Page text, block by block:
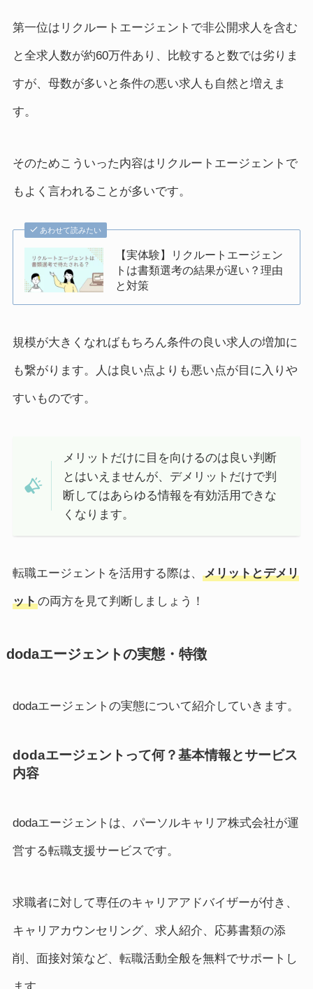
第一位はリクルートエージェントで非公開求人を含む
と全求人数が約60万件あり、比較すると数では劣りま
すが、母数が多いと条件の悪い求人も自然と増えま
す。
そのためこういった内容はリクルートエージェントで
もよく言われることが多いです。
あわせて読みたい
【実体験】リクルートエージェン
トは書類選考の結果が遅い？理由
と対策
規模が大きくなればもちろん条件の良い求人の増加に
も繋がります。人は良い点よりも悪い点が目に入りや
すいものです。
メリットだけに目を向けるのは良い判断
とはいえませんが、デメリットだけで判
断してはあらゆる情報を有効活用できな
くなります。
転職エージェントを活用する際は、 メリットとデメリ
ットの両方を見て判断しましょう！
dodaエージェントの実態・特徴
dodaエージェントの実態について紹介していきます。
dodaエージェントって何？基本情報とサービス
内容
dodaエージェントは、パーソルキャリア株式会社が運
営する転職支援サービスです。
求職者に対して専任のキャリアアドバイザーが付き、
キャリアカウンセリング、求人紹介、応募書類の添
削、面接対策など、転職活動全般を無料でサポートし
ます。